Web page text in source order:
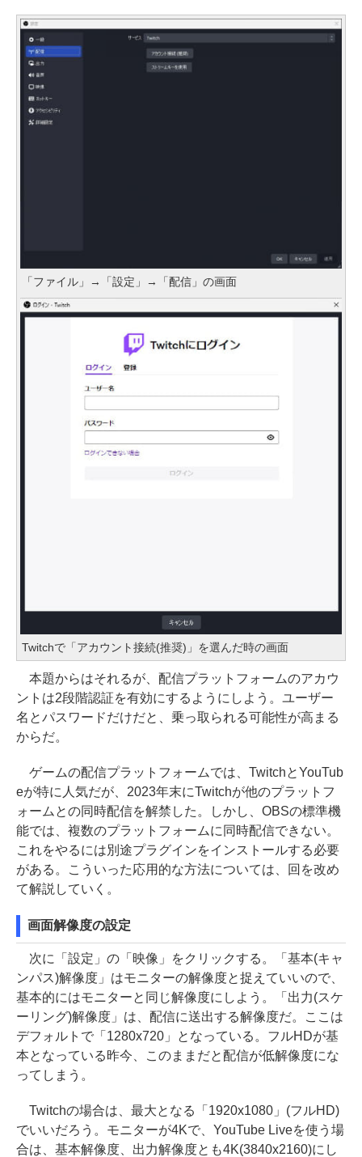
「ファイル」→「設定」→「配信」の画面
Twitchで「アカウント接続(推奨)」を選んだ時の画面
本題からはそれるが、配信プラットフォームのアカウ
ントは2段階認証を有効にするようにしよう。ユーザー
名とパスワードだけだと、乗っ取られる可能性が高まる
からだ。
ゲームの配信プラットフォームでは、TwitchとYouTub
eが特に人気だが、2023年末にTwitchが他のプラットフ
ォームとの同時配信を解禁した。しかし、OBSの標準機
能では、複数のプラットフォームに同時配信できない。
これをやるには別途プラグインをインストールする必要
がある。こういった応用的な方法については、回を改め
て解説していく。
画面解像度の設定
次に「設定」の「映像」をクリックする。「基本(キャ
ンパス)解像度」はモニターの解像度と捉えていいので、
基本的にはモニターと同じ解像度にしよう。「出力(スケ
ーリング)解像度」は、配信に送出する解像度だ。ここは
デフォルトで「1280x720」となっている。フルHDが基
本となっている昨今、このままだと配信が低解像度にな
ってしまう。
Twitchの場合は、最大となる「1920x1080」(フルHD)
でいいだろう。モニターが4Kで、YouTube Liveを使う場
合は、基本解像度、出力解像度とも4K(3840x2160)にし